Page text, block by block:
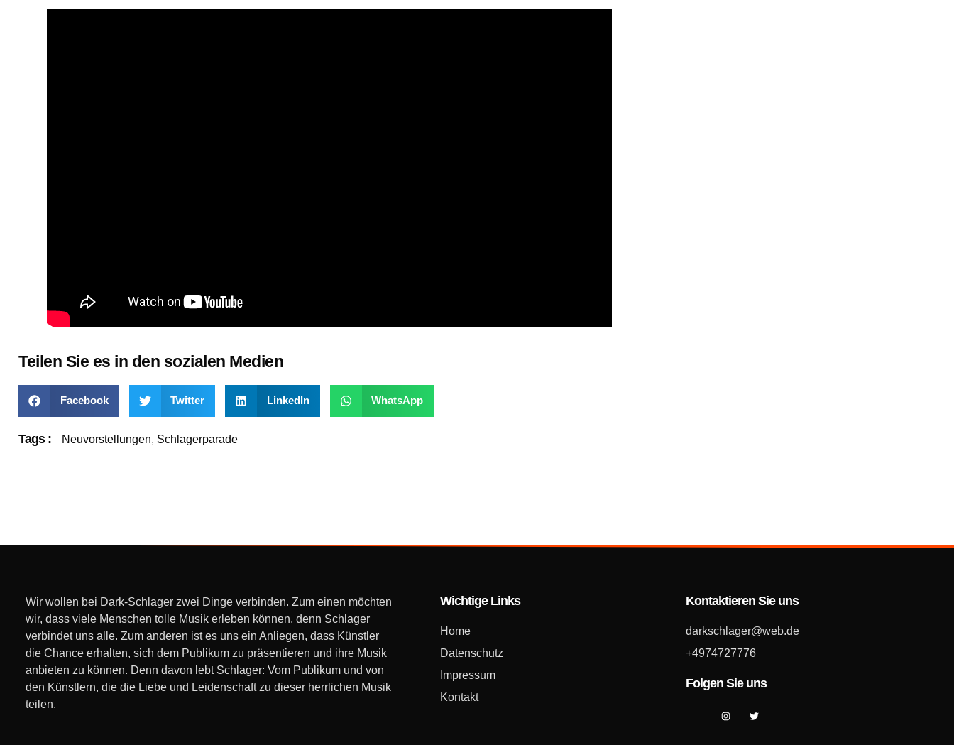
Teilen Sie es in den sozialen Medien
Facebook Twitter LinkedIn WhatsApp
Tags : Neuvorstellungen, Schlagerparade
Wir wollen bei Dark-Schlager zwei Dinge verbinden. Zum einen möchten
wir, dass viele Menschen tolle Musik erleben können, denn Schlager
verbindet uns alle. Zum anderen ist es uns ein Anliegen, dass Künstler
die Chance erhalten, sich dem Publikum zu präsentieren und ihre Musik
anbieten zu können. Denn davon lebt Schlager: Vom Publikum und von
den Künstlern, die die Liebe und Leidenschaft zu dieser herrlichen Musik
teilen.
Wichtige Links
Home
Datenschutz
Impressum
Kontakt
Kontaktieren Sie uns
darkschlager@web.de
+4974727776
Folgen Sie uns